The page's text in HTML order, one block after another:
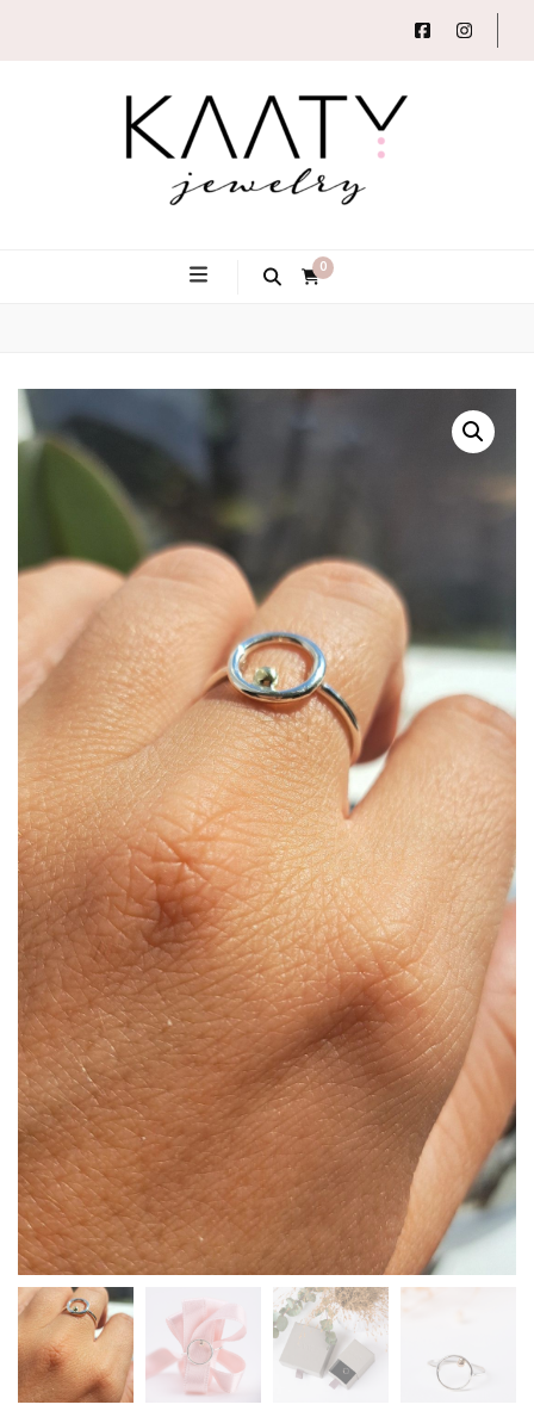
Kaaty
Jewelry
0